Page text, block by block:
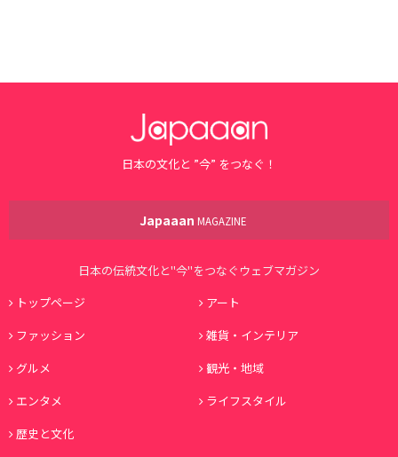
日本の文化と ”今” をつなぐ！
Japaaan MAGAZINE
日本の伝統文化と"今"をつなぐウェブマガジン
トップページ
アート
ファッション
雑貨・インテリア
グルメ
観光・地域
エンタメ
ライフスタイル
歴史と文化